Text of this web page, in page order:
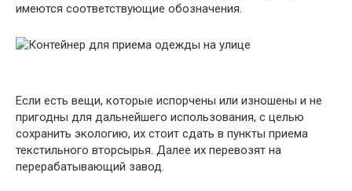
имеются соответствующие обозначения.
Если есть вещи, которые испорчены или изношены и не
пригодны для дальнейшего использования, с целью
сохранить экологию, их стоит сдать в пункты приема
текстильного вторсырья. Далее их перевозят на
перерабатывающий завод.